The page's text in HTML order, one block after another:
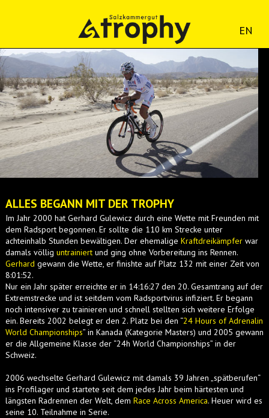
EN
ALLES BEGANN MIT DER TROPHY
Im Jahr 2000 hat Gerhard Gulewicz durch eine Wette mit Freunden mit
dem Radsport begonnen. Er sollte die 110 km Strecke unter
achteinhalb Stunden bewältigen. Der ehemalige Kraftdreikämpfer war
damals völlig untrainiert und ging ohne Vorbereitung ins Rennen.
Gerhard gewann die Wette, er finishte auf Platz 132 mit einer Zeit von
8:01:52.
Nur ein Jahr später erreichte er in 14:16:27 den 20. Gesamtrang auf der
Extremstrecke und ist seitdem vom Radsportvirus infiziert. Er begann
noch intensiver zu trainieren und schnell stellten sich weitere Erfolge
ein. Bereits 2002 belegt er den 2. Platz bei den “24 Hours of Adrenalin
World Championships” in Kanada (Kategorie Masters) und 2005 gewann
er die Allgemeine Klasse der “24h World Championships” in der
Schweiz.
2006 wechselte Gerhard Gulewicz mit damals 39 Jahren „spätberufen“
ins Profilager und startete seit dem jedes Jahr beim härtesten und
längsten Radrennen der Welt, dem Race Across America. Heuer wird es
seine 10. Teilnahme in Serie.